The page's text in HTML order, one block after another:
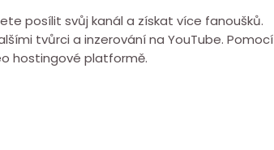
posílit svůj kanál a získat více fanoušků.
tvůrci a inzerování na YouTube. Pomocí
hostingové platformě.